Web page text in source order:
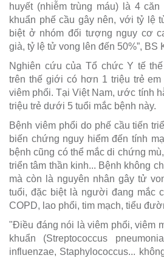
huyết (nhiễm trùng máu) là 4
khuẩn phế cầu gây nên, với tỷ lệ
biệt ở nhóm đối tượng nguy cơ
già, tỷ lệ tử vong lên đến 50%”, BS
Nghiên cứu của Tổ chức Y tế
trên thế giới có hơn 1 triệu trẻ
viêm phổi. Tại Việt Nam, ước tính
triệu trẻ dưới 5 tuổi mắc bệnh này.
Bệnh viêm phổi do phế cầu tiến
biến chứng nguy hiểm đến tính
bệnh cũng có thể mắc di chứng
triển tâm thần kinh... Bệnh không
mà còn là nguyên nhân gây tử
tuổi, đặc biệt là người đang mắc
COPD, lao phổi, tim mạch, tiểu
"Điều đáng nói là viêm phổi, viêm
khuẩn (Streptococcus
influenzae, Staphylococcus...